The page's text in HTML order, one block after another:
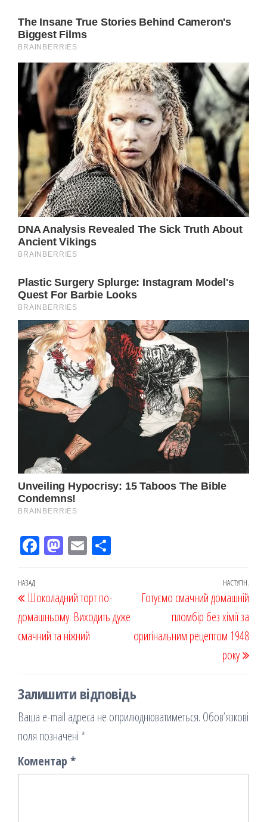
Fac
k
M
on
Em
ис
я
Навігація
записів
Попередній
запис
НАЗАД
Шоколадний торт по-
домашньому. Виходить дуже
смачний та ніжний
НАСТУПН.
Готуємо смачний домашній
пломбір без хімії за
оригінальним рецептом 1948
року
Залишити відповідь
Ваша e-mail адреса не оприлюднюватиметься. Обов’язкові
поля позначені *
Коментар *